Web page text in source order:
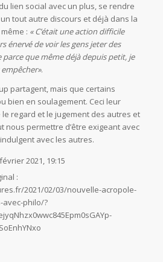
lien social avec un plus, se rendre
tout autre discours et déjà dans la
: « C’était une action difficile
énervé de voir les gens jeter des
parce que même déjà depuis petit, je
empêcher».
partagent, mais que certains
bien en soulagement. Ceci leur
regard et le jugement des autres et
nous permettre d’être exigeant avec
avec les autres.
2021, 19:15
:
2021/02/03/nouvelle-acropole-
avec-philo/?